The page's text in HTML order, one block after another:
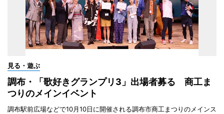
見る・遊ぶ
調布・「歌好きグランプリ3」出場者募る 商工ま
つりのメインイベント
調布駅前広場などで10月10日に開催される調布市商工まつりのメインス